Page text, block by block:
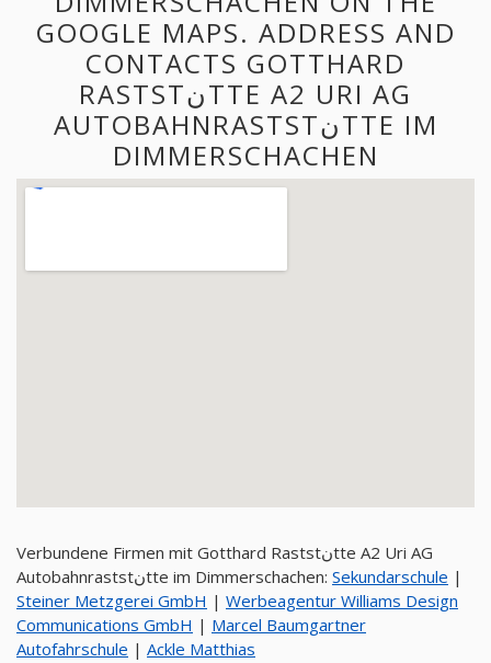
GOOGLE MAPS. ADDRESS AND
CONTACTS GOTTHARD
RASTSTنTTE A2 URI AG
AUTOBAHNRASTSTنTTE IM
DIMMERSCHACHEN
Verbundene Firmen mit Gotthard Raststنtte A2 Uri AG
Autobahnraststنtte im Dimmerschachen: Sekundarschule |
Steiner Metzgerei GmbH | Werbeagentur Williams Design
Communications GmbH | Marcel Baumgartner
Autofahrschule | Ackle Matthias